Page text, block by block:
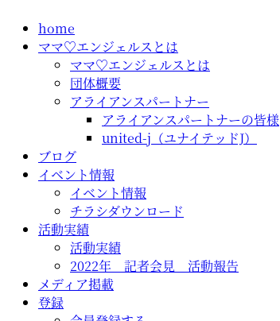
home
ママ♡エンジェルスとは
ママ♡エンジェルスとは
団体概要
アライアンスパートナー
アライアンスパートナーの皆様
united-j（ユナイテッドJ）
ブログ
イベント情報
イベント情報
チラシダウンロード
活動実績
活動実績
2022年 記者会見 活動報告
メディア掲載
登録